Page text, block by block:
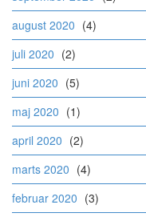
august 2020 (4)
juli 2020 (2)
juni 2020 (5)
maj 2020 (1)
april 2020 (2)
marts 2020 (4)
februar 2020 (3)